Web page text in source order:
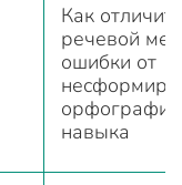
Как
речевой
ошибки от
навыка